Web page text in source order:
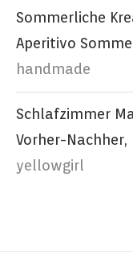
Sommerliche
Aperitivo
handmade
Schlafzimmer
Vorher-Nachher,
yellowgirl